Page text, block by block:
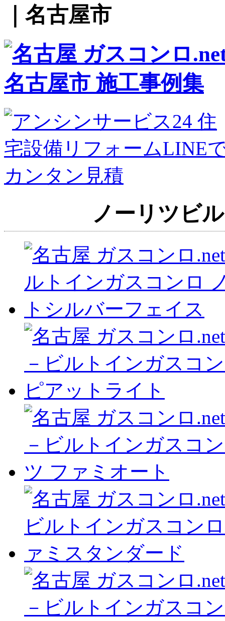
ノーリツビ